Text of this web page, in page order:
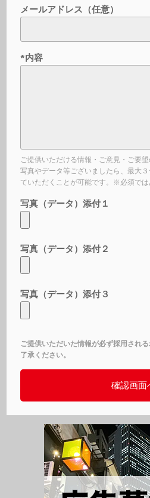
メールアドレス（任意）
*内容
ご提供いただける情報・ご意見・ご要
写真やデータ等ございましたら、最大
ていただくことが可能です。※必須では
写真（データ）添付１
写真（データ）添付２
写真（データ）添付３
ご提供いただいた情報が必ず採用され
了承ください。